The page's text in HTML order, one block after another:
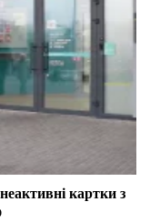
картки з